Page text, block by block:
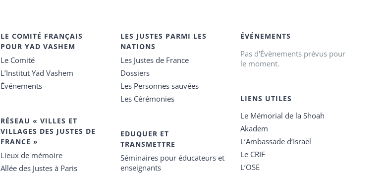
LE COMITÉ FRANÇAIS
POUR YAD VASHEM
Le Comité
L’Institut Yad Vashem
Événements
RÉSEAU « VILLES ET
VILLAGES DES JUSTES DE
FRANCE »
Lieux de mémoire
Allée des Justes à Paris
LES JUSTES PARMI LES
NATIONS
Les Justes de France
Dossiers
Les Personnes sauvées
Les Cérémonies
EDUQUER ET
TRANSMETTRE
Séminaires pour éducateurs et
enseignants
ÉVÉNEMENTS
Pas d'Évènements prévus pour
le moment.
LIENS UTILES
Le Mémorial de la Shoah
Akadem
L’Ambassade d’Israël
Le CRIF
L’OSE